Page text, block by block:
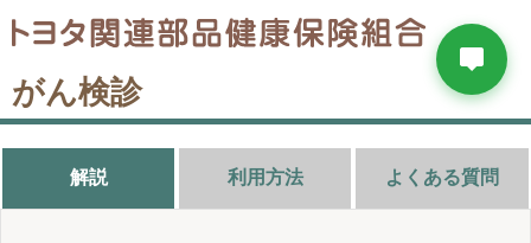
がん検診
解説 利用方法 よくある質問